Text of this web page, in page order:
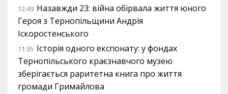
12:49 Назавжди 23: війна обірвала життя юного
Героя з Тернопільщини Андрія
Іскоростенського
11:35 Історія одного експонату: у фондах
Тернопільського краєзнавчого музею
зберігається раритетна книга про життя
громади Гримайлова